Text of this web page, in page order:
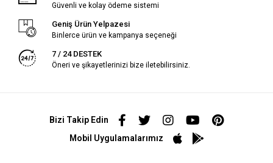
Güvenli ve kolay ödeme sistemi
Geniş Ürün Yelpazesi
Binlerce ürün ve kampanya seçeneği
7 / 24 DESTEK
Öneri ve şikayetlerinizi bize iletebilirsiniz.
Bizi Takip Edin
Mobil Uygulamalarımız